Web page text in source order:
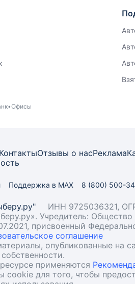
Офисы
КонтактыОтзывы о насРеклама
Поддержка в MAX 8 (800) 500-
ИНН 9725036321,
Учредитель:
присвоенный
соглашение
опубликованные на
применяются
для того, чтобы